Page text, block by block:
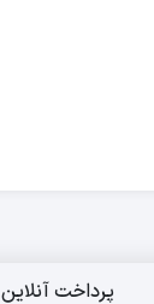
پرداخت آنلاین